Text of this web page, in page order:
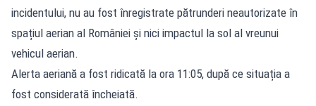
incidentului, nu au fost înregistrate pătrunderi neautorizate în
spațiul aerian al României și nici impactul la sol al vreunui
vehicul aerian.
Alerta aeriană a fost ridicată la ora 11:05, după ce situația a
fost considerată încheiată.